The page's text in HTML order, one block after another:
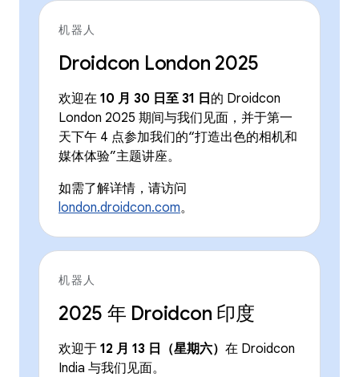
机器人
Droidcon London 2025
欢迎在 10 月 30 日至 31 日的 Droidcon
London 2025 期间与我们见面，并于第一
天下午 4 点参加我们的“打造出色的相机和
媒体体验”主题讲座。
如需了解详情，请访问
london.droidcon.com。
机器人
2025 年 Droidcon 印度
欢迎于 12 月 13 日（星期六） 在 Droidcon
India 与我们见面。